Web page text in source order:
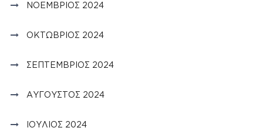
ΝΟΈΜΒΡΙΟΣ 2024
ΟΚΤΏΒΡΙΟΣ 2024
ΣΕΠΤΈΜΒΡΙΟΣ 2024
ΑΎΓΟΥΣΤΟΣ 2024
ΙΟΎΛΙΟΣ 2024